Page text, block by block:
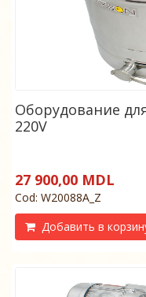
Оборудование
220V
27 900,00 MDL
Cod: W20088A_Z
Добавить в